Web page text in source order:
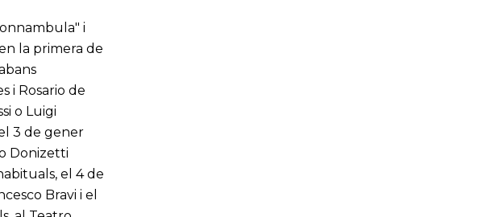
i
la primera de
i Rosario de
o Luigi
3 de gener
Donizetti
el 4 de
Bravi i el